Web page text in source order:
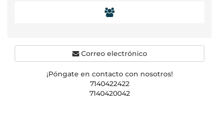
Correo electrónico
¡Póngate en contacto con nosotros!
7140422422
7140420042